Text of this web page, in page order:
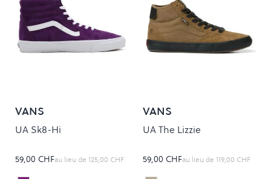
VANS
UA Sk8-Hi
59,00 CHFau lieu de 125,00 CHF
VANS
UA The Lizzie
59,00 CHFau lieu de 119,00 CHF